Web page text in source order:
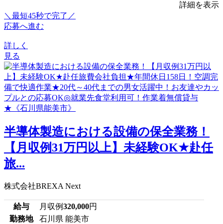
詳細を表示
＼最短45秒で完了／
応募へ進む
詳しく
見る
半導体製造における設備の保全業務！
【月収例31万円以上】未経験OK★赴任
旅...
株式会社BREXA Next
給与 月収例320,000円
勤務地
石川県 能美市